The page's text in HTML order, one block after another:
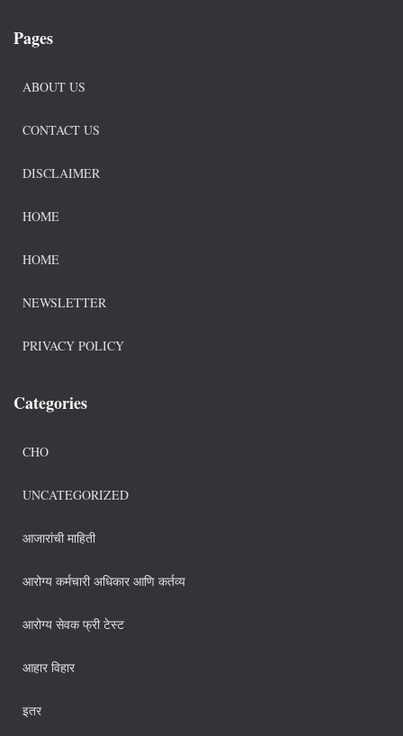
Pages
ABOUT US
CONTACT US
DISCLAIMER
HOME
HOME
NEWSLETTER
PRIVACY POLICY
Categories
CHO
UNCATEGORIZED
आजारांची माहिती
आरोग्य कर्मचारी अधिकार आणि कर्तव्य
आरोग्य सेवक फ्री टेस्ट
आहार विहार
इतर